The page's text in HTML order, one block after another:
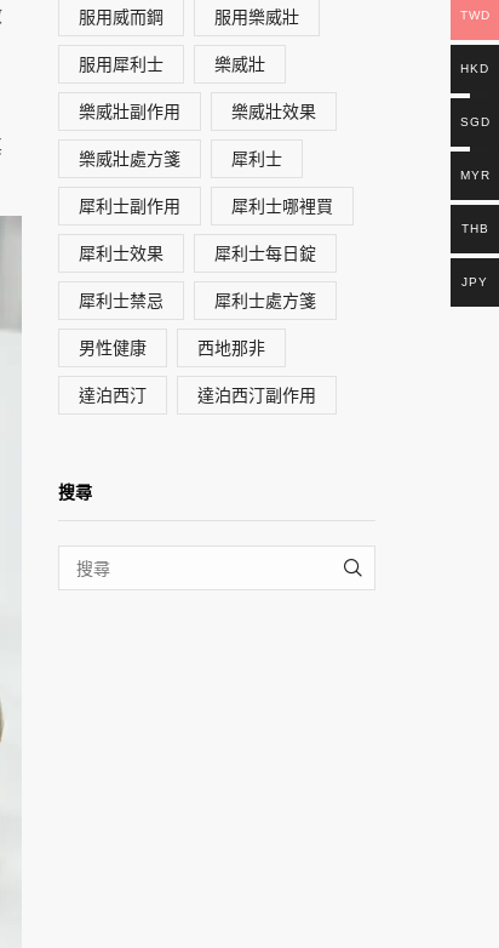
服用威而鋼 服用樂威壯
服用犀利士 樂威壯
樂威壯副作用 樂威壯效果
樂威壯處方箋 犀利士
犀利士副作用 犀利士哪裡買
犀利士效果 犀利士每日錠
犀利士禁忌 犀利士處方箋
男性健康 西地那非
達泊西汀 達泊西汀副作用
搜尋
SEARCH
TWD
HKD
SGD
MYR
THB
JPY